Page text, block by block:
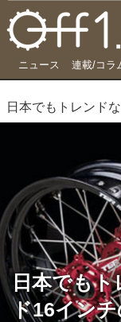
ニュース 連載/コラ
日本でも
ド16イン